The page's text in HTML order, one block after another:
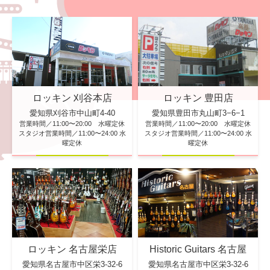
ロッキン 刈谷本店
愛知県刈谷市中山町4-40
営業時間／11:00〜20:00 水曜定休
スタジオ営業時間／11:00〜24:00 水
曜定休
ロッキン 豊田店
愛知県豊田市丸山町3−6−1
営業時間／11:00〜20:00 水曜定休
スタジオ営業時間／11:00〜24:00 水
曜定休
ロッキン 名古屋栄店
愛知県名古屋市中区栄3-32-6
Historic Guitars 名古屋
愛知県名古屋市中区栄3-32-6